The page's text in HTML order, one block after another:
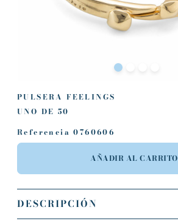
PULSERA FEELINGS
UNO DE 50
Referencia 0760606
AÑADIR AL CARRITO
DESCRIPCIÓN